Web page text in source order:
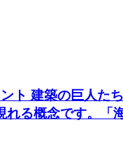
ト 建築の巨人
れる概念です。「